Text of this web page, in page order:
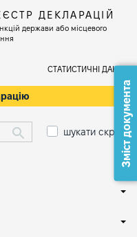
ДЕКЛАРАЦІЙ
держави або місцевого
СТАТИСТИЧНІ ДАНІ
шукати скрізьЗміст документа